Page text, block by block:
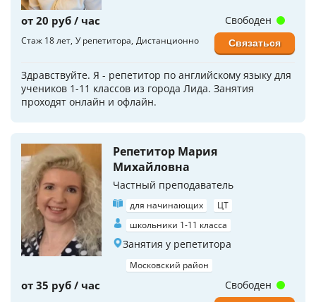
от 20 руб / час
Стаж 18 лет У репетитора Дистанционно
Здравствуйте. Я - репетитор по английскому языку для
учеников 1-11 классов из города Лида. Занятия
проходят онлайн и офлайн.
Свободен
Связаться
Репетитор Мария
Михайловна
Частный преподаватель
для начинающих
ЦТ
школьники 1-11 класса
Занятия у репетитора
Московский район
от 35 руб / час Свободен